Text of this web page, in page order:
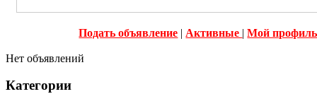
Подать объявление | Активные |Мой профиль
Нет объявлений
Категории